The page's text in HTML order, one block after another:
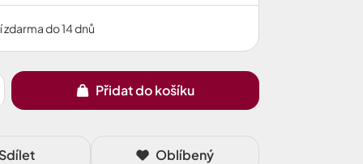
zdarma do 14 dnů
Přidat do košíku
Sdílet Oblíbený